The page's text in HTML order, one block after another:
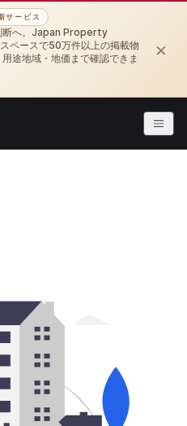
サービス
断へ。Japan Property
ペースで50万件以上の掲載物
途地域・地価まで確認できま
×